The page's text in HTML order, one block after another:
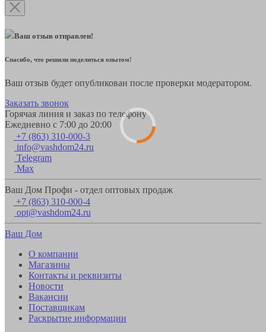
Ваш отзыв отправлен!
Спасибо, что решили поделиться опытом!
Ваш отзыв будет опубликован после проверки модератором.
Заказать звонок
Горячая линия и заказ по телефону
Ежедневно с 7:00 до 20:00
+7 (863) 310-000-3
info@vashdom24.ru
Telegram
Max
Ваш Дом Профи - отдел оптовых продаж
+7 (863) 310-000-4
opt@vashdom24.ru
Ваш Дом
О компании
Магазины
Контакты и реквизиты
Новости
Вакансии
Поставщикам
Раскрытие информации